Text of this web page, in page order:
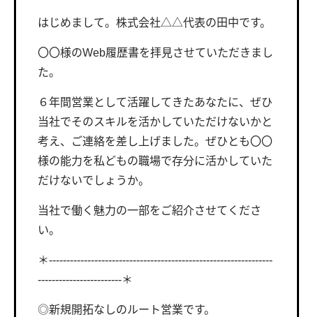
はじめまして。株式会社△△代表の田中です。
〇〇様のWeb履歴書を拝見させていただきまし
た。
６年間営業として活躍してきたあなたに、ぜひ
当社でそのスキルを活かしていただけないかと
考え、ご連絡を差し上げました。ぜひとも〇〇
様の能力を私どもの職場で存分に活かしていた
だけないでしょうか。
当社で働く魅力の一部をご紹介させてくださ
い。
＊----------------------------------------------------------------
------------------------＊
◎新規開拓なしのルート営業です。